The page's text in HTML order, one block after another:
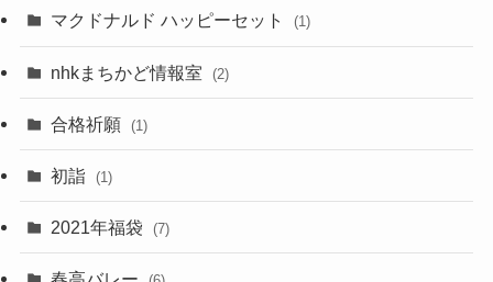
マクドナルド ハッピーセット (1)
nhkまちかど情報室 (2)
合格祈願 (1)
初詣 (1)
2021年福袋 (7)